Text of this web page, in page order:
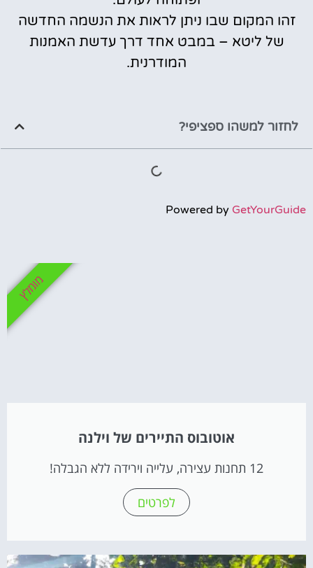
זהו המקום שבו ניתן לראות את הנשמה החדשה
של ליטא – במבט אחד דרך עדשת האמנות
המודרנית.
לחזור למשהו ספציפי?
Powered by GetYourGuide
אוטובוס התיירים של וילנה
12 תחנות עצירה, עלייה וירידה ללא הגבלה!
לפרטים
מומלץ